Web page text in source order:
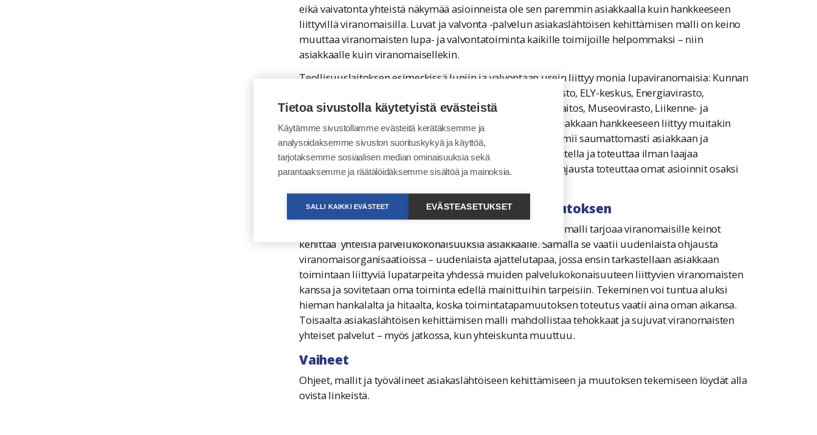
eikä vaivatonta yhteistä näkymää asioinneista ole sen paremmin asiakkaalla kuin hankkeeseen
liittyvillä viranomaisilla. Luvat ja valvonta -palvelun asiakaslähtöisen kehittämisen malli on keino
muuttaa viranomaisten lupa- ja valvontatoiminta kaikille toimijoille helpommaksi – niin
asiakkaalle kuin viranomaisellekin.
Teollisuuslaitoksen esimerkissä lupiin ja valvontaan usein liittyy monia lupaviranomaisia: Kunnan
rakennusvalvonta ja ympäristön suojelu, Aluehallintovirasto, ELY-keskus, Energiavirasto,
Ruokavirasto, Turvallisuus- ja kemikaalivirasto, Pelastuslaitos, Museovirasto, Liikenne- ja
viestintävirasto (Traficom). Lisäksi joissain tapauksissa asiakkaan hankkeeseen liittyy muitakin
viranomaisia. Näin monen toimijan lupapalvelua, joka toimii saumattomasti asiakkaan ja
viranomaisen näkökulmasta, on erittäin haastavaa suunnitella ja toteuttaa ilman laajaa
yhteistyötä, yhteistä toimintamallia ja organisaatioiden ohjausta toteuttaa omat asioinnit osaksi
Asiakaslähtöinen kehittäminen vaatii muutoksen
Luvat ja valvonta -palvelun asiakaslähtöisen kehittämisen malli tarjoaa viranomaisille keinot
kehittää yhteisiä palvelukokonaisuuksia asiakkaalle. Samalla se vaatii uudenlaista ohjausta
viranomaisorganisaatioissa – uudenlaista ajattelutapaa, jossa ensin tarkastellaan asiakkaan
toimintaan liittyviä lupatarpeita yhdessä muiden palvelukokonaisuuteen liittyvien viranomaisten
kanssa ja sovitetaan oma toiminta edellä mainittuihin tarpeisiin. Tekeminen voi tuntua aluksi
hieman hankalalta ja hitaalta, koska toimintatapamuutoksen toteutus vaatii aina oman aikansa.
Toisaalta asiakaslähtöisen kehittämisen malli mahdollistaa tehokkaat ja sujuvat viranomaisten
yhteiset palvelut – myös jatkossa, kun yhteiskunta muuttuu.
Vaiheet
Ohjeet, mallit ja työvälineet asiakaslähtöiseen kehittämiseen ja muutoksen tekemiseen löydät alla
ovista linkeistä.
Tietoa sivustolla käytetyistä evästeistä
Käytämme sivustollamme evästeitä kerätäksemme ja
analysoidaksemme sivuston suorituskykyä ja käyttöä,
tarjotaksemme sosiaalisen median ominaisuuksia sekä
parantaaksemme ja räätälöidäksemme sisältöä ja mainoksia.
SALLI KAIKKI EVÄSTEET EVÄSTEASETUKSET